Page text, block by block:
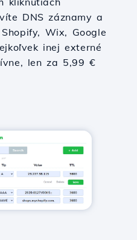
DNS záznamy a
Wix, Google
inej externé
len za 5,99 €